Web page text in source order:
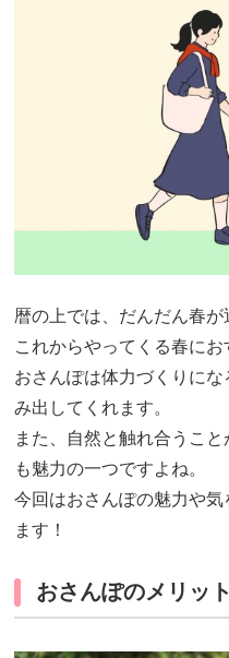
暦の上では、だんだん春が
これからやってくる春にお
おさんぽは体力づくりに
み出してくれます。
また、自然と触れ合うこ
も魅力の一つですよね。
今回はおさんぽの魅力や
ます！
おさんぽのメリット